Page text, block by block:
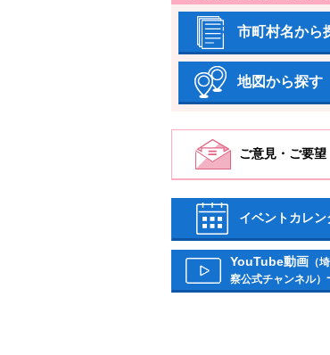
市町村名から
地図から探す
ご意見・ご要望
イベントカレン
YouTube動画 （
察公式チャンネル）